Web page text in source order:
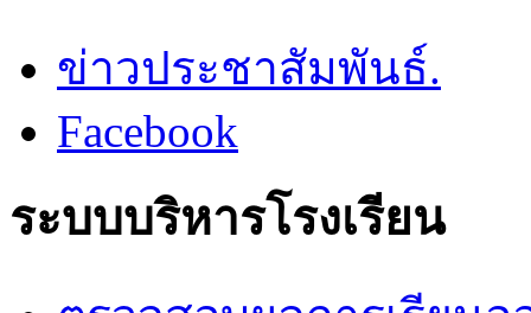
ข่าวประชาสัมพันธ์.
Facebook
ระบบบริหารโรงเรียน